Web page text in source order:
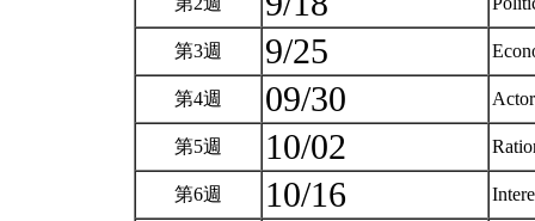
第3週 9/25
第4週 09/30
第5週 10/02
第6週 10/16